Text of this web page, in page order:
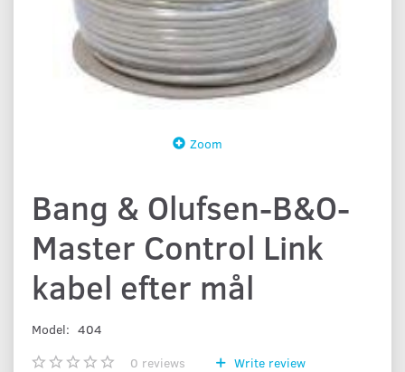
Zoom
Bang & Olufsen-B&O-
Master Control Link
kabel efter mål
Model: 404
0 reviews Write review